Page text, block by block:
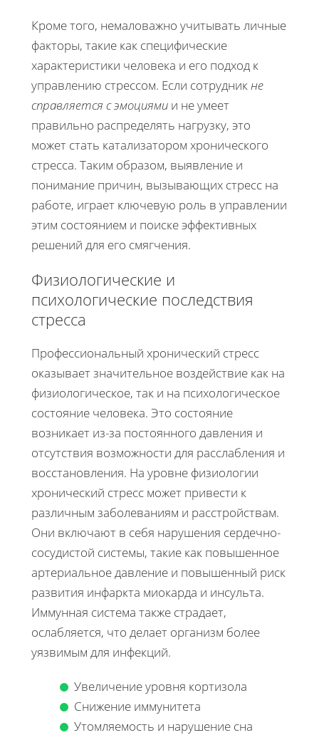
Кроме того, немаловажно учитывать личные
факторы, такие как специфические
характеристики человека и его подход к
управлению стрессом. Если сотрудникне
справляется с эмоциями и не умеет
правильно распределять нагрузку, это
может стать катализатором хронического
стресса. Таким образом, выявление и
понимание причин, вызывающих стресс на
работе, играет ключевую роль в управлении
этим состоянием и поиске эффективных
решений для его смягчения.
Физиологические и
психологические последствия
стресса
Профессиональный хронический стресс
оказывает значительное воздействие как на
физиологическое, так и на психологическое
состояние человека. Это состояние
возникает из-за постоянного давления и
отсутствия возможности для расслабления и
восстановления. На уровне физиологии
хронический стресс может привести к
различным заболеваниям и расстройствам.
Они включают в себя нарушения сердечно-
сосудистой системы, такие как повышенное
артериальное давление и повышенный риск
развития инфаркта миокарда и инсульта.
Иммунная система также страдает,
ослабляется, что делает организм более
уязвимым для инфекций.
Увеличение уровня кортизола
Снижение иммунитета
Утомляемость и нарушение сна